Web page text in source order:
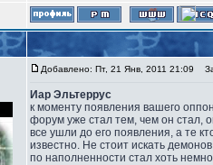
Добавлено: Пт, 21 Янв, 2011 21:09
Иар Эльтеррус
к моменту появления вашего
форум уже стал тем, чем он стал,
все ушли до его появления, а те
известно. Не стоит искать
по наполненности стал хоть